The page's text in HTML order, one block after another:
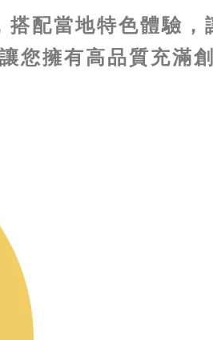
配當地特色體驗，
您擁有高品質充滿